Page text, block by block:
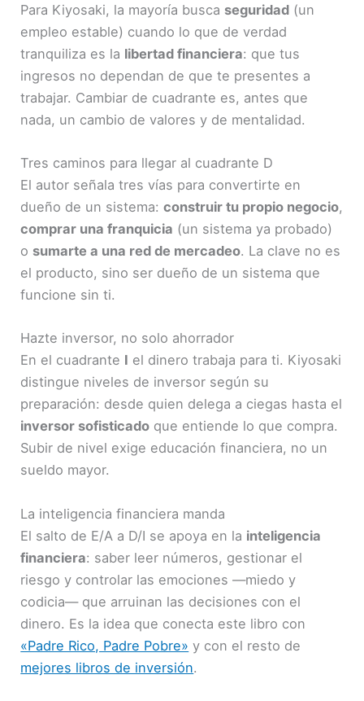
Para Kiyosaki, la mayoría busca seguridad (un
empleo estable) cuando lo que de verdad
tranquiliza es la libertad financiera: que tus
ingresos no dependan de que te presentes a
trabajar. Cambiar de cuadrante es, antes que
nada, un cambio de valores y de mentalidad.
Tres caminos para llegar al cuadrante D
El autor señala tres vías para convertirte en
dueño de un sistema:construir tu propio negocio,
comprar una franquicia (un sistema ya probado)
o sumarte a una red de mercadeo. La clave no es
el producto, sino ser dueño de un sistema que
funcione sin ti.
Hazte inversor, no solo ahorrador
En el cuadrante I el dinero trabaja para ti. Kiyosaki
distingue niveles de inversor según su
preparación: desde quien delega a ciegas hasta el
inversor sofisticado que entiende lo que compra.
Subir de nivel exige educación financiera, no un
sueldo mayor.
La inteligencia financiera manda
El salto de E/A a D/I se apoya en la inteligencia
financiera: saber leer números, gestionar el
riesgo y controlar las emociones —miedo y
codicia— que arruinan las decisiones con el
dinero. Es la idea que conecta este libro con
«Padre Rico, Padre Pobre» y con el resto de
mejores libros de inversión.